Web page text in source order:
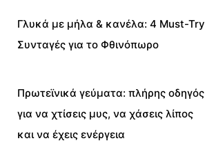
Γλυκά με μήλα & κανέλα: 4 Must-Try
Συνταγές για το Φθινόπωρο
Πρωτεϊνικά γεύματα: πλήρης οδηγός
για να χτίσεις μυς, να χάσεις λίπος
και να έχεις ενέργεια